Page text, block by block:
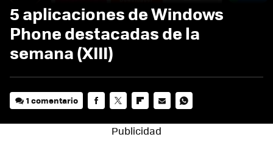
5 aplicaciones de Windows
Phone destacadas de la
semana (XIII)
1 comentario
MAIL